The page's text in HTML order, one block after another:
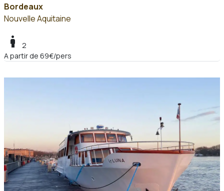
Bordeaux
Nouvelle Aquitaine
boy
2
A partir de 69€/pers